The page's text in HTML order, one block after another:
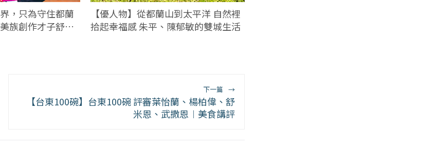
，只為守住都蘭
族創作才子舒米
【優人物】從都蘭山到太平洋 自然裡
拾起幸福感 朱平、陳郁敏的雙城生活
下一篇 →
【台東100碗】台東100碗 評審葉怡蘭、楊柏偉、舒
米恩、武撒恩︱美食講評